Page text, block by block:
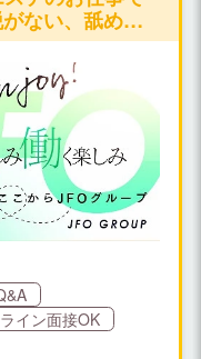
ない、舐めな
です♪
イン面接OK